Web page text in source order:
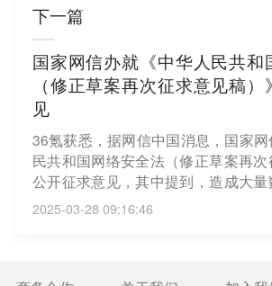
下一篇
国家网信办就《中华人民共和
（修正草案再次征求意见稿
见
36氪获悉，据网信中国消息，国家网
民共和国网络安全法（修正草案再次
公开征求意见，其中提到，造成大
信息基础设施丧失局部功能等严重
的，由有关主管部门处五十万元以
款，并可以责令暂停相关业务、停
2025-03-28 09:16:46